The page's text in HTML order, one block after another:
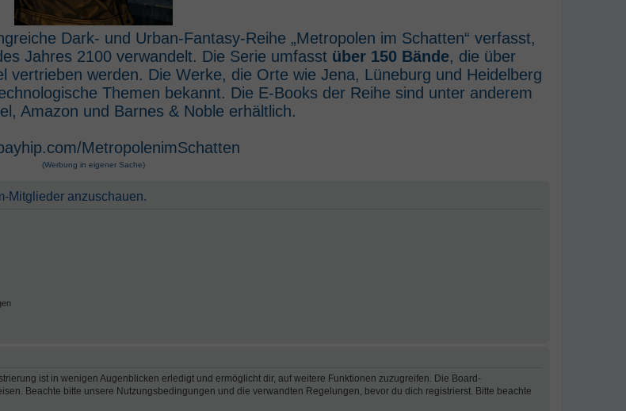
Dark- und Urban-Fantasy-Reihe „Metropolen im Schatten“ verfasst,
Jahres 2100 verwandelt. Die Serie umfasst über 150 Bände, die über
vertrieben werden. Die Werke, die Orte wie Jena, Lüneburg und Heidelberg
Themen bekannt. Die E-Books der Reihe sind unter anderem
Amazon und Barnes & Noble erhältlich.
MetropolenimSchatten
(Werbung in eigener Sache)
Mitglieder anzuschauen.
ist in wenigen Augenblicken erledigt und ermöglicht dir, auf weitere Funktionen zuzugreifen. Die Board-
Beachte bitte unsere Nutzungsbedingungen und die verwandten Regelungen, bevor du dich registrierst. Bitte beachte